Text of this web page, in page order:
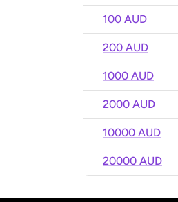
100 AUD
200 AUD
1000 AUD
2000 AUD
10000 AUD
20000 AUD